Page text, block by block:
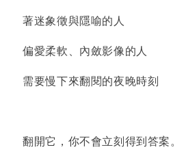
著迷象徵與隱喻的人
偏愛柔軟、內斂影像的人
需要慢下來翻閱的夜晚時刻
翻開它，你不會立刻得到答案。